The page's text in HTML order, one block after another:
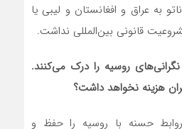
به عراق و افغانستان و لیبی یا
قانونی بین‌المللی نداشت.
روسیه را درک می‌کنند.
هزینه نخواهد داشت؟
حسنه با روسیه را حفظ و